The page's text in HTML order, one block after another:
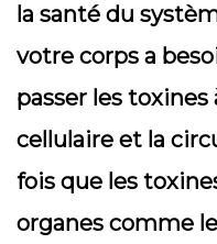
la santé du
votre corps a
passer les toxines
cellulaire et la
fois que les
organes comme